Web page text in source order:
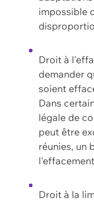
impossible
Droit à
demander
soient
Dans
légale de
peut être
réunies, un
Droit à la